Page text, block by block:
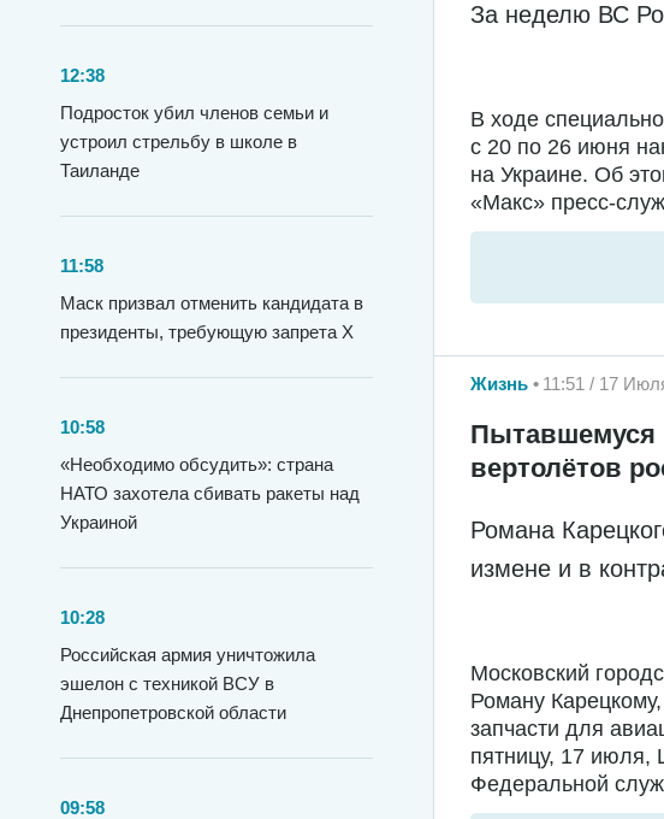
12:38
Подросток убил членов семьи и
устроил стрельбу в школе в
Таиланде
11:58
Маск призвал отменить кандидата в
президенты, требующую запрета X
10:58
«Необходимо обсудить»: страна
НАТО захотела сбивать ракеты над
Украиной
10:28
Российская армия уничтожила
эшелон с техникой ВСУ в
Днепропетровской области
09:58
За неделю ВС
В ходе
с 20 по 26 июня
на Украине. Об
«Макс» пресс-
Жизнь 11:51 / 17
Пытавшемуся
вертолётов
Романа
измене и в
Московский
Роману
запчасти для
пятницу, 17
Федеральной